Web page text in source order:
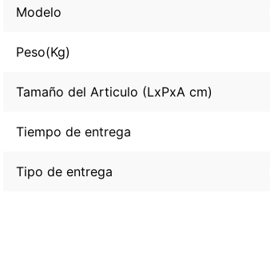
Modelo
Peso(Kg)
Tamaño del Articulo (LxPxA cm)
Tiempo de entrega
Tipo de entrega